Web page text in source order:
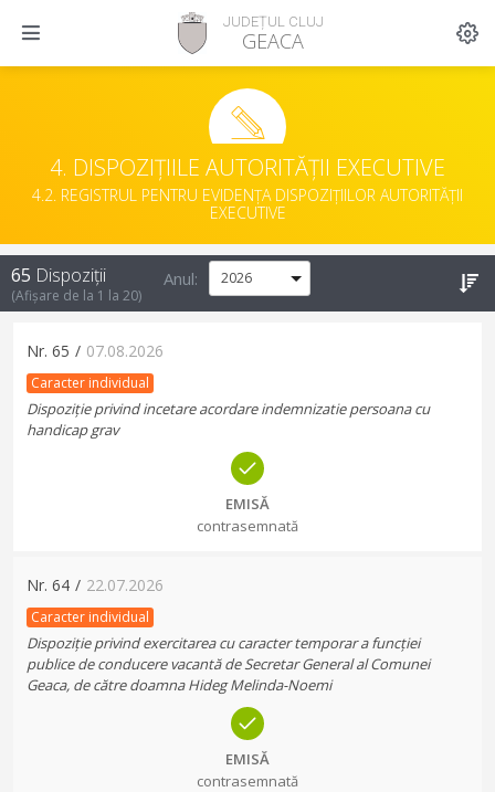
JUDEȚUL CLUJ
GEACA
4. DISPOZIȚIILE AUTORITĂȚII EXECUTIVE
4.2. REGISTRUL PENTRU EVIDENȚA DISPOZIȚIILOR AUTORITĂȚII
EXECUTIVE
65 Dispoziții
(Afișare de la 1 la 20)
Anul:
Nr. 65 / 07.08.2026
Caracter individual
Dispoziție privind incetare acordare indemnizatie persoana cu
handicap grav
EMISĂ
contrasemnată
Nr. 64 / 22.07.2026
Caracter individual
Dispoziție privind exercitarea cu caracter temporar a funcției
publice de conducere vacantă de Secretar General al Comunei
Geaca, de către doamna Hideg Melinda-Noemi
EMISĂ
contrasemnată